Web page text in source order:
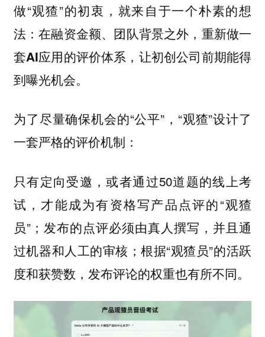
做“观猹”的初衷，就来自于一个朴素的想
法：在融资金额、团队背景之外，重新做一
套AI应用的评价体系，让初创公司前期能得
到曝光机会。
为了尽量确保机会的“公平”，“观猹”设计了
一套严格的评价机制：
只有定向受邀，或者通过50道题的线上考
试，才能成为有资格写产品点评的“观猹
员”；发布的点评必须由真人撰写，并且通
过机器和人工的审核；根据“观猹员”的活跃
度和获赞数，发布评论的权重也有所不同。